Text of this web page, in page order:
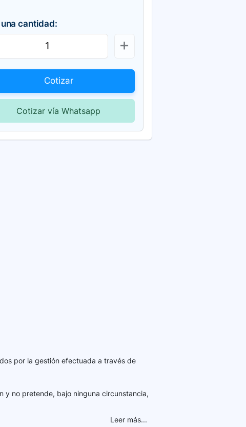
cantidad:
Cotizar
Cotizar vía Whatsapp
por la gestión efectuada a través de
y no pretende, bajo ninguna circunstancia,
Leer más...